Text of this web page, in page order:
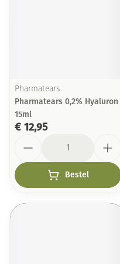
Pharmatears
Pharmatears 0,2% Hyaluron
15ml
€ 12,95
Bestel